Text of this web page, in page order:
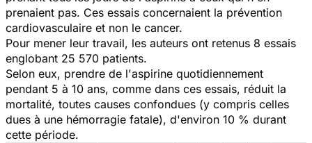
prenaient pas. Ces essais concernaient la prévention
cardiovasculaire et non le cancer.
Pour mener leur travail, les auteurs ont retenus 8 essais
englobant 25 570 patients.
Selon eux, prendre de l'aspirine quotidiennement
pendant 5 à 10 ans, comme dans ces essais, réduit la
mortalité, toutes causes confondues (y compris celles
dues à une hémorragie fatale), d'environ 10 % durant
cette période.